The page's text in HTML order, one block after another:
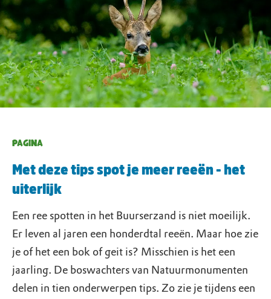
PAGINA
Met deze tips spot je meer reeën - het
uiterlijk
Een ree spotten in het Buurserzand is niet moeilijk.
Er leven al jaren een honderdtal reeën. Maar hoe zie
je of het een bok of geit is? Misschien is het een
jaarling. De boswachters van Natuurmonumenten
delen in tien onderwerpen tips. Zo zie je tijdens een